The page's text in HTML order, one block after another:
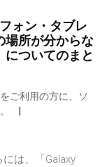
ォン・タブレ
場所が分からな
ついてのまと
ご利用の方に、ソ
は、「Galaxy